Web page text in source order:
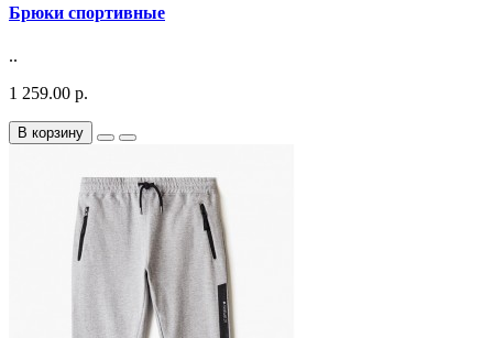
Брюки спортивные
..
1 259.00 р.
В корзину